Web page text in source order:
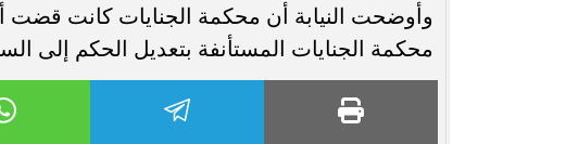
وأوضحت النيابة أن محكمة الجنايات كانت قضت
محكمة الجنايات المستأنفة بتعديل الحكم إلى السجن المشدد 10 سنوات، مع